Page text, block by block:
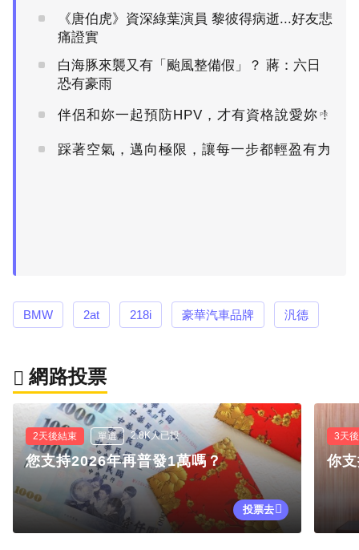
《唐伯虎》資深綠葉演員 黎彼得病逝...好友悲
痛證實
白海豚來襲又有「颱風整備假」？ 蔣：六日
恐有豪雨
伴侶和妳一起預防HPV，才有資格說愛妳！
PR
踩著空氣，邁向極限，讓每一步都輕盈有力
PR
BMW 2at 218i 豪華汽車品牌 汎德
網路投票
2天後結束 單選 2.8K人已投
您支持2026年再普發1萬嗎？
投票去
3天
你